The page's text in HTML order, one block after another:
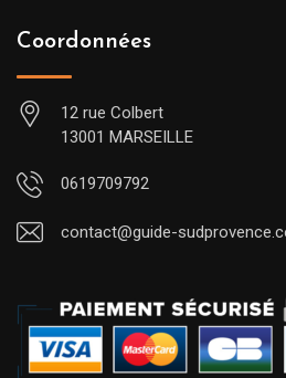
Coordonnées
12 rue Colbert
13001 MARSEILLE
0619709792
contact@guide-